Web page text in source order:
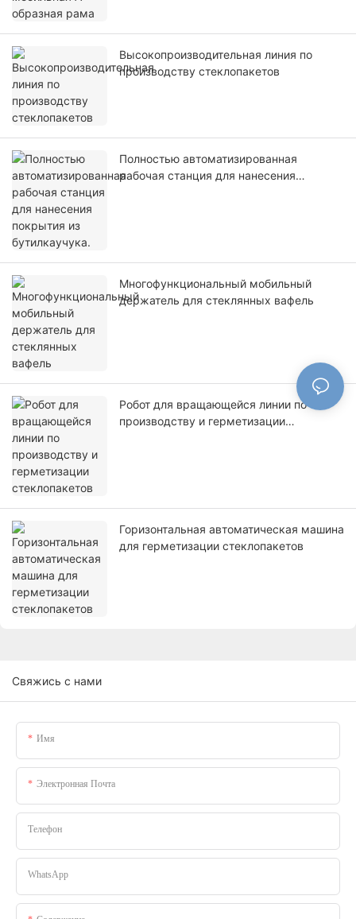
Высокопроизводительная линия по
производству стеклопакетов
Полностью автоматизированная
рабочая станция для нанесения
Многофункциональный мобильный
держатель для стеклянных вафель
Робот для вращающейся линии по
производству и герметизации
Горизонтальная автоматическая машина
для герметизации стеклопакетов
Свяжись с нами
Имя
Электронная Почта
Телефон
WhatsApp